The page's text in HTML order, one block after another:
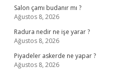
Salon çamı budanır mı ?
Ağustos 8, 2026
Radura nedir ne işe yarar ?
Ağustos 8, 2026
Piyadeler askerde ne yapar ?
Ağustos 8, 2026